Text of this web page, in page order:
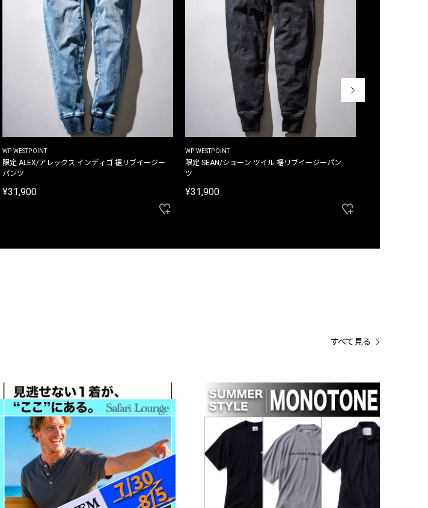
WP WESTPOINT
限定 ALEX/アレックス インディゴ 裾リブイージー
パンツ
¥31,900
WP WESTPOINT
限定 SEAN/ショーン ツイル 裾リブイージーパン
ツ
¥31,900
すべて見る